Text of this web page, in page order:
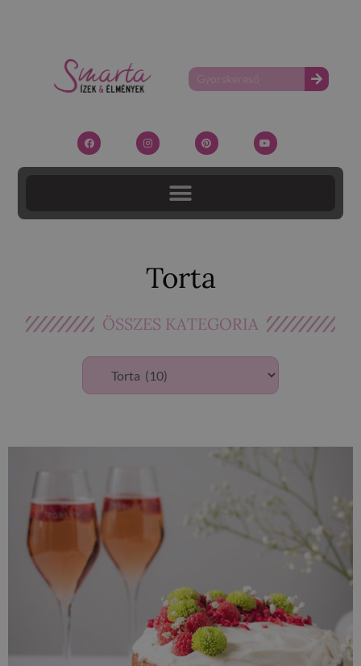
Torta
ÖSSZES KATEGORIA